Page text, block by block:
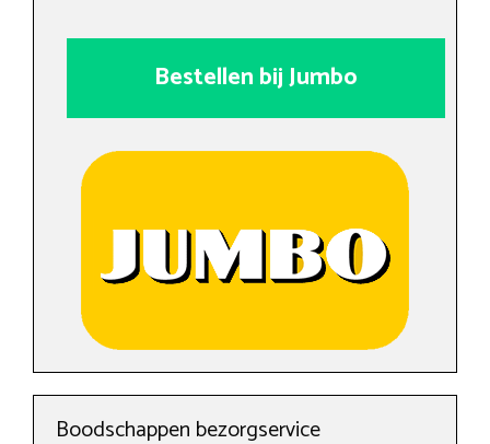
Bestellen bij Jumbo
Boodschappen bezorgservice